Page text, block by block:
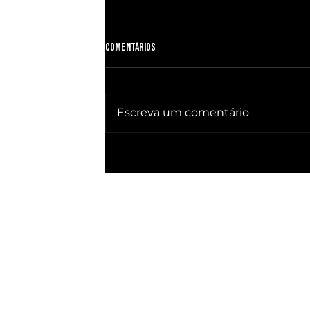
já ganhou PRESIDÊNCIA no BRASIL
Comentários
Escreva um comentário